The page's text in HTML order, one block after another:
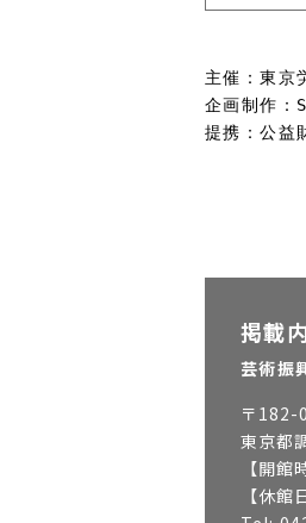
主催：東京
企画制作：
提携：公益
掲載
芸術振
〒 182-
東京都
【開館
【休館